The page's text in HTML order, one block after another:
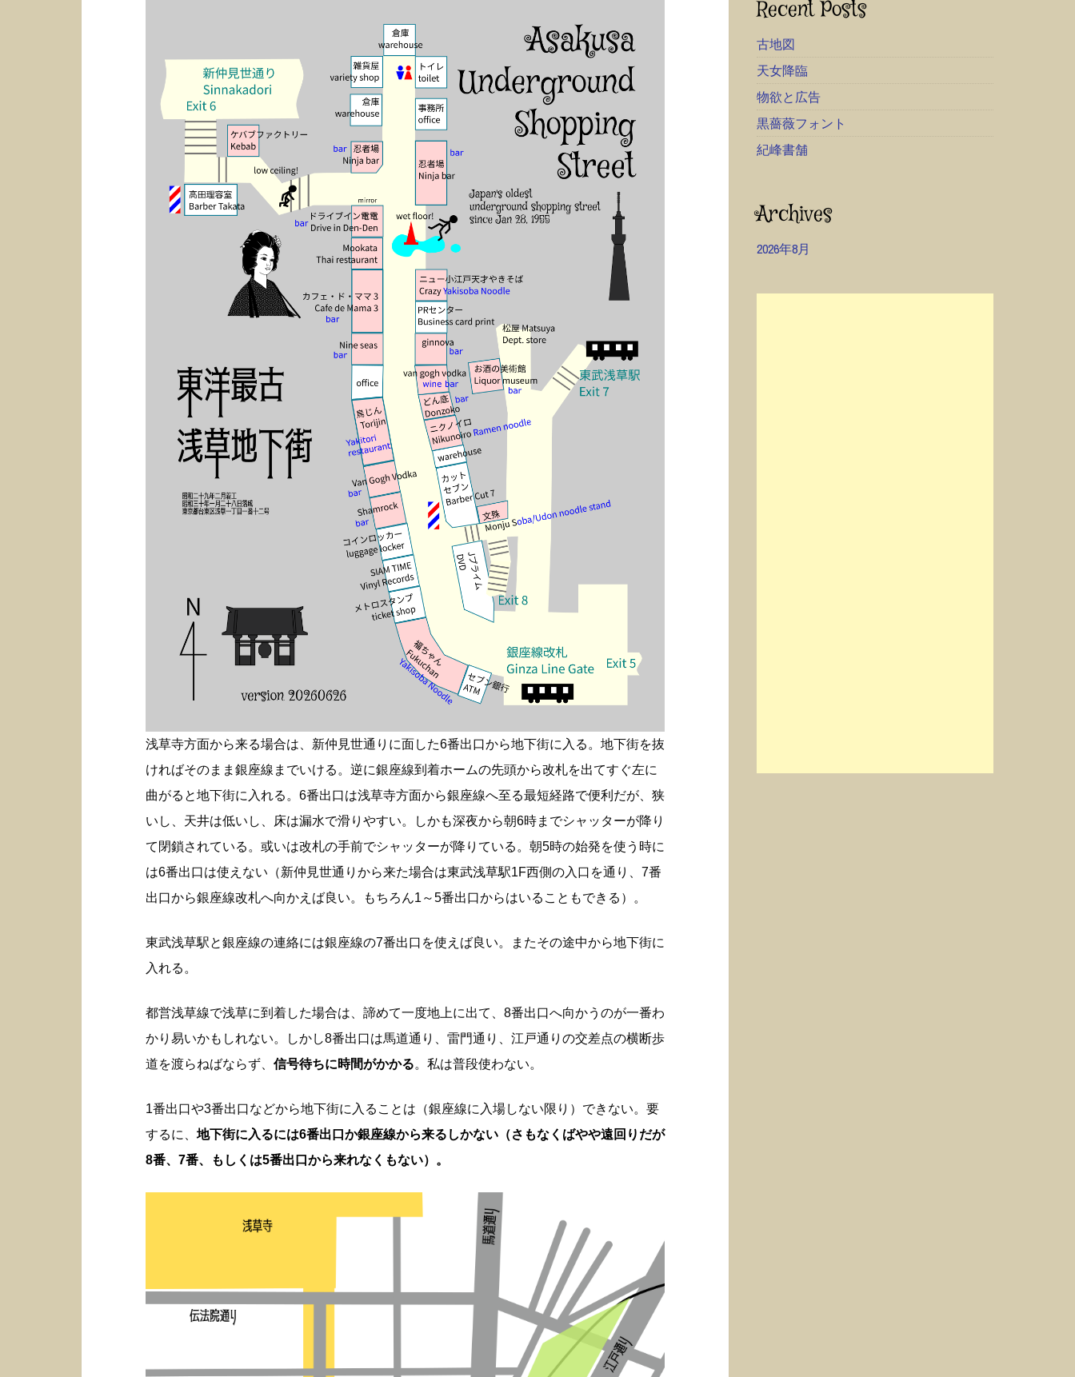
浅草寺方面から来る場合は、新仲見世通りに面した6番出口から地下街に入る。地下街を抜
ければそのまま銀座線までいける。逆に銀座線到着ホームの先頭から改札を出てすぐ左に
曲がると地下街に入れる。6番出口は浅草寺方面から銀座線へ至る最短経路で便利だが、狭
いし、天井は低いし、床は漏水で滑りやすい。しかも深夜から朝6時までシャッターが降り
て閉鎖されている。或いは改札の手前でシャッターが降りている。朝5時の始発を使う時に
は6番出口は使えない（新仲見世通りから来た場合は東武浅草駅1F西側の入口を通り、7番
出口から銀座線改札へ向かえば良い。もちろん1～5番出口からはいることもできる）。
東武浅草駅と銀座線の連絡には銀座線の7番出口を使えば良い。またその途中から地下街に
入れる。
都営浅草線で浅草に到着した場合は、諦めて一度地上に出て、8番出口へ向かうのが一番わ
かり易いかもしれない。しかし8番出口は馬道通り、雷門通り、江戸通りの交差点の横断歩
道を渡らねばならず、 信号待ちに時間がかかる。私は普段使わない。
1番出口や3番出口などから地下街に入ることは（銀座線に入場しない限り）できない。要
するに、 地下街に入るには6番出口か銀座線から来るしかない（さもなくばやや遠回りだが
8番、7番、もしくは5番出口から来れなくもない）。
Recent Posts
古地図
天女降臨
物欲と広告
黒薔薇フォント
紀峰書舗
Archives
2026年8月